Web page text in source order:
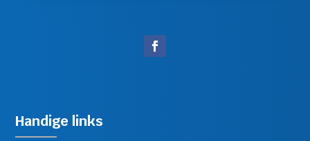
Handige links